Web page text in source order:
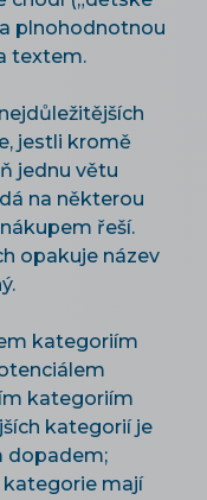
plnohodnotnou
textem.
jestli kromě
jednu větu
na některou
řeší.
opakuje název
kategoriím
kategoriím
kategorií je
dopadem;
mají